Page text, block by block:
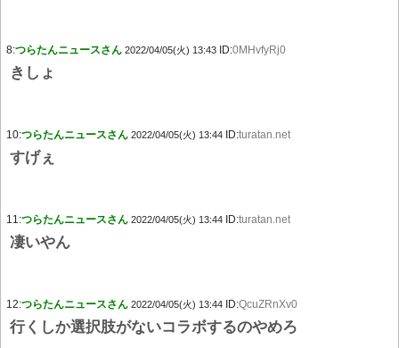
8:つらたんニュースさん 2022/04/05(火) 13:43 ID:0MHvfyRj0
きしょ
10:つらたんニュースさん 2022/04/05(火) 13:44 ID:turatan.net
すげぇ
11:つらたんニュースさん 2022/04/05(火) 13:44 ID:turatan.net
凄いやん
12:つらたんニュースさん 2022/04/05(火) 13:44 ID:QcuZRnXv0
行くしか選択肢がないコラボするのやめろ